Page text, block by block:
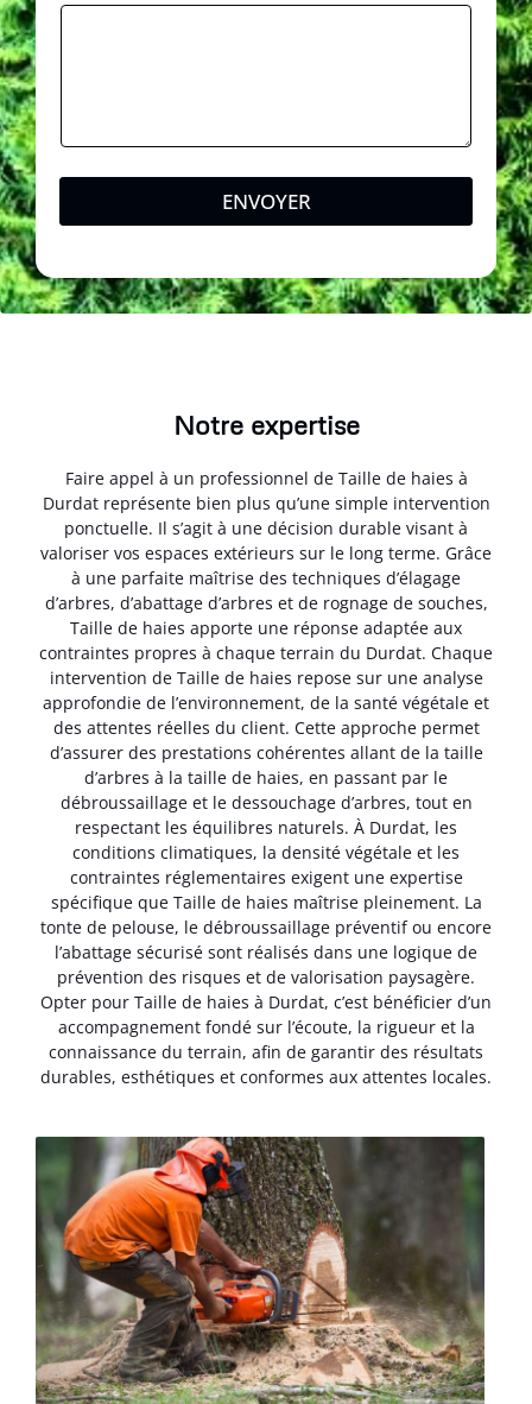
ENVOYER
Notre expertise
Faire appel à un professionnel de Taille de haies à
Durdat représente bien plus qu’une simple intervention
ponctuelle. Il s’agit à une décision durable visant à
valoriser vos espaces extérieurs sur le long terme. Grâce
à une parfaite maîtrise des techniques d’élagage
d’arbres, d’abattage d’arbres et de rognage de souches,
Taille de haies apporte une réponse adaptée aux
contraintes propres à chaque terrain du Durdat. Chaque
intervention de Taille de haies repose sur une analyse
approfondie de l’environnement, de la santé végétale et
des attentes réelles du client. Cette approche permet
d’assurer des prestations cohérentes allant de la taille
d’arbres à la taille de haies, en passant par le
débroussaillage et le dessouchage d’arbres, tout en
respectant les équilibres naturels. À Durdat, les
conditions climatiques, la densité végétale et les
contraintes réglementaires exigent une expertise
spécifique que Taille de haies maîtrise pleinement. La
tonte de pelouse, le débroussaillage préventif ou encore
l’abattage sécurisé sont réalisés dans une logique de
prévention des risques et de valorisation paysagère.
Opter pour Taille de haies à Durdat, c’est bénéficier d’un
accompagnement fondé sur l’écoute, la rigueur et la
connaissance du terrain, afin de garantir des résultats
durables, esthétiques et conformes aux attentes locales.